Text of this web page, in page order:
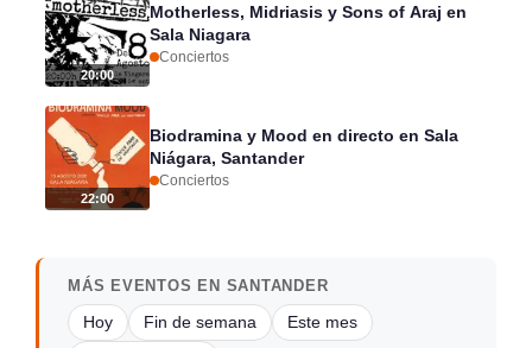
20:00
Motherless, Midriasis y Sons of Araj en
Sala Niagara
Conciertos
22:00
Biodramina y Mood en directo en Sala
Niágara, Santander
Conciertos
MÁS EVENTOS EN SANTANDER
Hoy Fin de semana Este mes